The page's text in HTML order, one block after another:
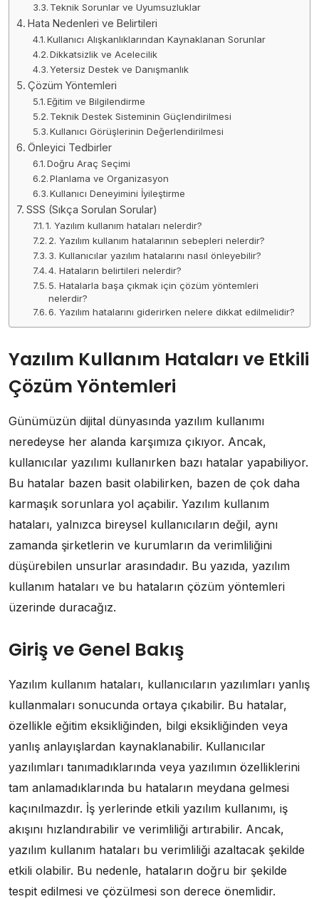
Teknik Sorunlar ve Uyumsuzluklar
Hata Nedenleri ve Belirtileri
Kullanıcı Alışkanlıklarından Kaynaklanan Sorunlar
Dikkatsizlik ve Acelecilik
Yetersiz Destek ve Danışmanlık
Çözüm Yöntemleri
Eğitim ve Bilgilendirme
Teknik Destek Sisteminin Güçlendirilmesi
Kullanıcı Görüşlerinin Değerlendirilmesi
Önleyici Tedbirler
Doğru Araç Seçimi
Planlama ve Organizasyon
Kullanıcı Deneyimini İyileştirme
SSS (Sıkça Sorulan Sorular)
1. Yazılım kullanım hataları nelerdir?
2. Yazılım kullanım hatalarının sebepleri nelerdir?
3. Kullanıcılar yazılım hatalarını nasıl önleyebilir?
4. Hataların belirtileri nelerdir?
5. Hatalarla başa çıkmak için çözüm yöntemleri
nelerdir?
6. Yazılım hatalarını giderirken nelere dikkat edilmelidir?
Yazılım Kullanım Hataları ve Etkili
Çözüm Yöntemleri
Günümüzün dijital dünyasında yazılım kullanımı
neredeyse her alanda karşımıza çıkıyor. Ancak,
kullanıcılar yazılımı kullanırken bazı hatalar yapabiliyor.
Bu hatalar bazen basit olabilirken, bazen de çok daha
karmaşık sorunlara yol açabilir. Yazılım kullanım
hataları, yalnızca bireysel kullanıcıların değil, aynı
zamanda şirketlerin ve kurumların da verimliliğini
düşürebilen unsurlar arasındadır. Bu yazıda, yazılım
kullanım hataları ve bu hataların çözüm yöntemleri
üzerinde duracağız.
Giriş ve Genel Bakış
Yazılım kullanım hataları, kullanıcıların yazılımları yanlış
kullanmaları sonucunda ortaya çıkabilir. Bu hatalar,
özellikle eğitim eksikliğinden, bilgi eksikliğinden veya
yanlış anlayışlardan kaynaklanabilir. Kullanıcılar
yazılımları tanımadıklarında veya yazılımın özelliklerini
tam anlamadıklarında bu hataların meydana gelmesi
kaçınılmazdır. İş yerlerinde etkili yazılım kullanımı, iş
akışını hızlandırabilir ve verimliliği artırabilir. Ancak,
yazılım kullanım hataları bu verimliliği azaltacak şekilde
etkili olabilir. Bu nedenle, hataların doğru bir şekilde
tespit edilmesi ve çözülmesi son derece önemlidir.